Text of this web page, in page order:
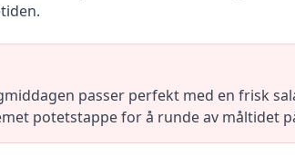
passer perfekt med en frisk
potetstappe for å runde av måltidet